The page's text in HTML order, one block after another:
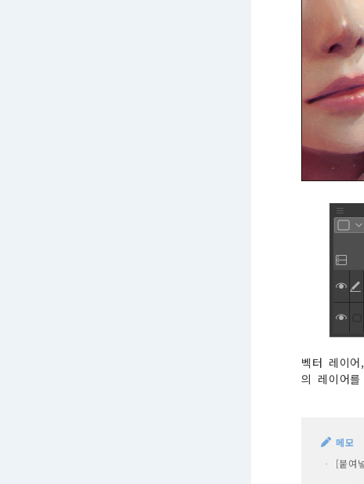
벡터 레이
의 레이어
메모
· [붙여